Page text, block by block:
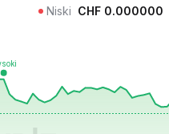
Niski CHF 0.000000